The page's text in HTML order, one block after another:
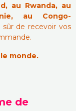
au Rwanda, au
au Congo-
sûr de recevoir vos
monde.
de